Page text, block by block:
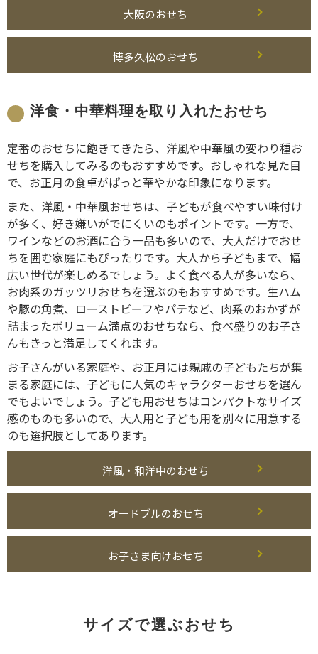
大阪のおせち
博多久松のおせち
洋食・中華料理を取り入れたおせち
定番のおせちに飽きてきたら、洋風や中華風の変わり種お
せちを購入してみるのもおすすめです。おしゃれな見た目
で、お正月の食卓がぱっと華やかな印象になります。
また、洋風・中華風おせちは、子どもが食べやすい味付け
が多く、好き嫌いがでにくいのもポイントです。一方で、
ワインなどのお酒に合う一品も多いので、大人だけでおせ
ちを囲む家庭にもぴったりです。大人から子どもまで、幅
広い世代が楽しめるでしょう。よく食べる人が多いなら、
お肉系のガッツリおせちを選ぶのもおすすめです。生ハム
や豚の角煮、ローストビーフやパテなど、肉系のおかずが
詰まったボリューム満点のおせちなら、食べ盛りのお子さ
んもきっと満足してくれます。
お子さんがいる家庭や、お正月には親戚の子どもたちが集
まる家庭には、子どもに人気のキャラクターおせちを選ん
でもよいでしょう。子ども用おせちはコンパクトなサイズ
感のものも多いので、大人用と子ども用を別々に用意する
のも選択肢としてあります。
洋風・和洋中のおせち
オードブルのおせち
お子さま向けおせち
サイズで選ぶおせち